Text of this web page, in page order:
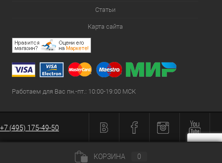
Статьи
Карта сайта
Работаем для Вас пн.-пт.: 10:00-19:00 МСК
+7 (495) 175-49-50
КОРЗИНА 0